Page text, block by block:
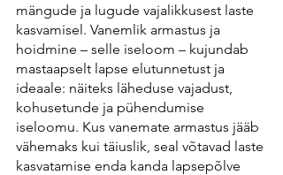
mängude ja lugude vajalikkusest laste
kasvamisel. Vanemlik armastus ja
hoidmine – selle iseloom – kujundab
mastaapselt lapse elutunnetust ja
ideaale: näiteks läheduse vajadust,
kohusetunde ja pühendumise
iseloomu. Kus vanemate armastus jääb
vähemaks kui täiuslik, seal võtavad laste
kasvatamise enda kanda lapsepõlve